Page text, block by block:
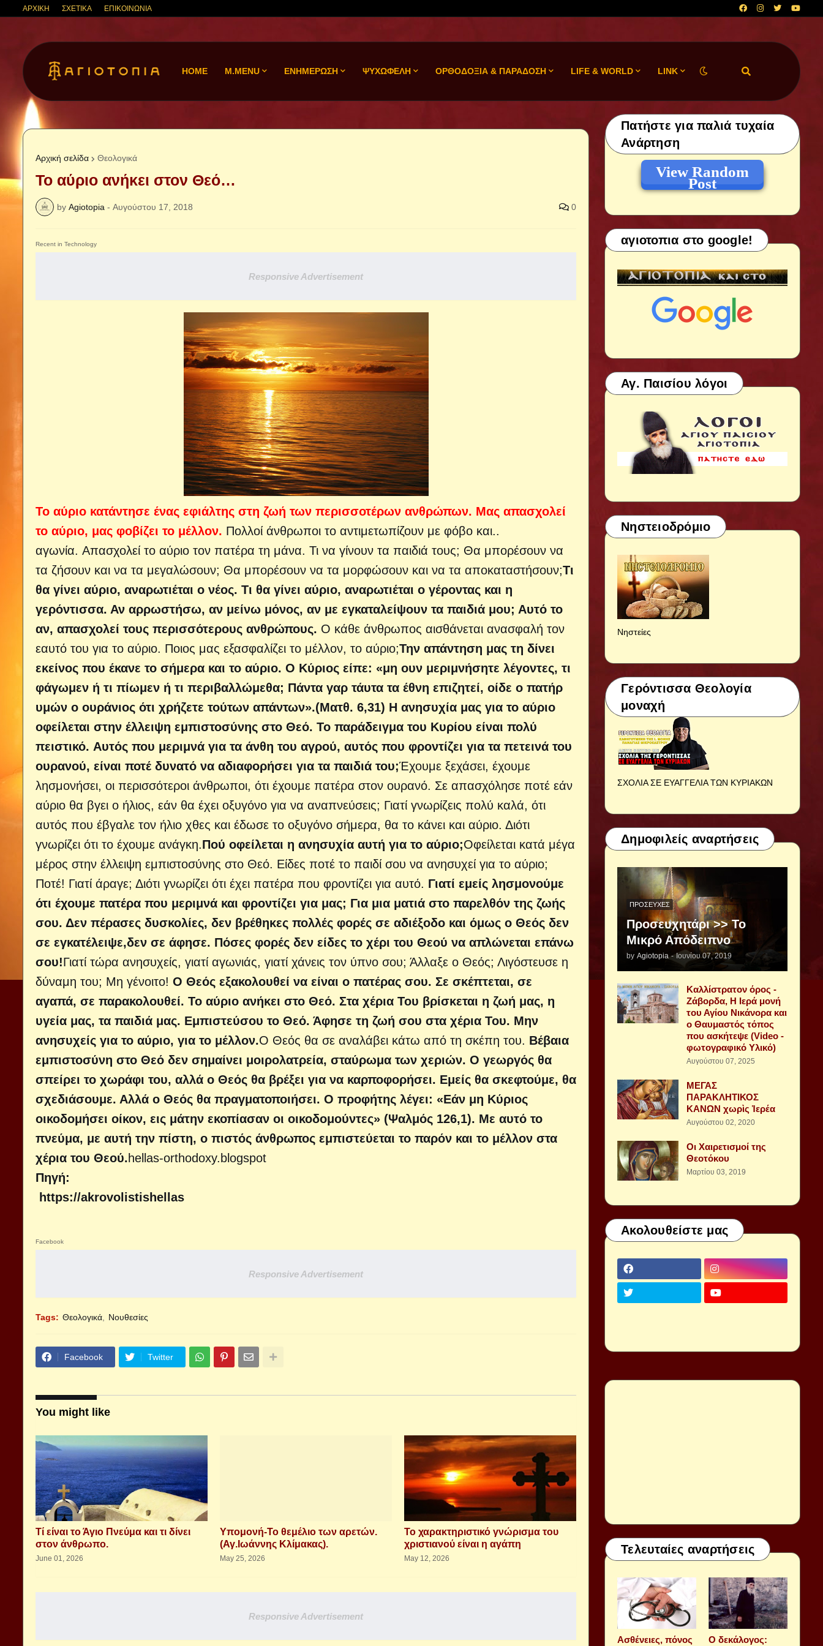
ΑΡΧΙΚΗ ΣΧΕΤΙΚΑ ΕΠΙΚΟΙΝΩΝΙΑ
HOME M.MENU ΕΝΗΜΕΡΩΣΗ ΨΥΧΩΦΕΛΗ ΟΡΘΟΔΟΞΙΑ & ΠΑΡΑΔΟΣΗ LIFE & WORLD LINK
Αρχική σελίδα Θεολογικά
Το αύριο ανήκει στον Θεό…
by Agiotopia - Αυγούστου 17, 2018 0
Recent in Technology
Responsive Advertisement
Το αύριο κατάντησε ένας εφιάλτης στη ζωή των περισσοτέρων ανθρώπων. Μας απασχολεί
το αύριο, μας φοβίζει το μέλλον. Πολλοί άνθρωποι το αντιμετωπίζουν με φόβο και..
αγωνία. Απασχολεί το αύριο τον πατέρα τη μάνα. Τι να γίνουν τα παιδιά τους; Θα μπορέσουν να
τα ζήσουν και να τα μεγαλώσουν; Θα μπορέσουν να τα μορφώσουν και να τα αποκαταστήσουν;Τι
θα γίνει αύριο, αναρωτιέται ο νέος. Τι θα γίνει αύριο, αναρωτιέται ο γέροντας και η
γερόντισσα. Αν αρρωστήσω, αν μείνω μόνος, αν με εγκαταλείψουν τα παιδιά μου; Αυτό το
αν, απασχολεί τους περισσότερους ανθρώπους. Ο κάθε άνθρωπος αισθάνεται ανασφαλή τον
εαυτό του για το αύριο. Ποιος μας εξασφαλίζει το μέλλον, το αύριο;Την απάντηση μας τη δίνει
εκείνος που έκανε το σήμερα και το αύριο. Ο Κύριος είπε: «μη ουν μεριμνήσητε λέγοντες, τι
φάγωμεν ή τι πίωμεν ή τι περιβαλλώμεθα; Πάντα γαρ τάυτα τα έθνη επιζητεί, οίδε ο πατήρ
υμών ο ουράνιος ότι χρήζετε τούτων απάντων».(Ματθ. 6,31) Η ανησυχία μας για το αύριο
οφείλεται στην έλλειψη εμπιστοσύνης στο Θεό. Το παράδειγμα του Κυρίου είναι πολύ
πειστικό. Αυτός που μεριμνά για τα άνθη του αγρού, αυτός που φροντίζει για τα πετεινά του
ουρανού, είναι ποτέ δυνατό να αδιαφορήσει για τα παιδιά του;Έχουμε ξεχάσει, έχουμε
λησμονήσει, οι περισσότεροι άνθρωποι, ότι έχουμε πατέρα στον ουρανό. Σε απασχόλησε ποτέ εάν
αύριο θα βγει ο ήλιος, εάν θα έχει οξυγόνο για να αναπνεύσεις; Γιατί γνωρίζεις πολύ καλά, ότι
αυτός που έβγαλε τον ήλιο χθες και έδωσε το οξυγόνο σήμερα, θα το κάνει και αύριο. Διότι
γνωρίζει ότι το έχουμε ανάγκη.Πού οφείλεται η ανησυχία αυτή για το αύριο;Οφείλεται κατά μέγα
μέρος στην έλλειψη εμπιστοσύνης στο Θεό. Είδες ποτέ το παιδί σου να ανησυχεί για το αύριο;
Ποτέ! Γιατί άραγε; Διότι γνωρίζει ότι έχει πατέρα που φροντίζει για αυτό. Γιατί εμείς λησμονούμε
ότι έχουμε πατέρα που μεριμνά και φροντίζει για μας; Για μια ματιά στο παρελθόν της ζωής
σου. Δεν πέρασες δυσκολίες, δεν βρέθηκες πολλές φορές σε αδιέξοδο και όμως ο Θεός δεν
σε εγκατέλειψε,δεν σε άφησε. Πόσες φορές δεν είδες το χέρι του Θεού να απλώνεται επάνω
σου!Γιατί τώρα ανησυχείς, γιατί αγωνιάς, γιατί χάνεις τον ύπνο σου; Άλλαξε ο Θεός; Λιγόστευσε η
δύναμη του; Μη γένοιτο! Ο Θεός εξακολουθεί να είναι ο πατέρας σου. Σε σκέπτεται, σε
αγαπά, σε παρακολουθεί. Το αύριο ανήκει στο Θεό. Στα χέρια Του βρίσκεται η ζωή μας, η
υγεία μας, τα παιδιά μας. Εμπιστεύσου το Θεό. Άφησε τη ζωή σου στα χέρια Του. Μην
ανησυχείς για το αύριο, για το μέλλον.Ο Θεός θα σε αναλάβει κάτω από τη σκέπη του. Βέβαια
εμπιστοσύνη στο Θεό δεν σημαίνει μοιρολατρεία, σταύρωμα των χεριών. Ο γεωργός θα
σπείρει το χωράφι του, αλλά ο Θεός θα βρέξει για να καρποφορήσει. Εμείς θα σκεφτούμε, θα
σχεδιάσουμε. Αλλά ο Θεός θα πραγματοποιήσει. Ο προφήτης λέγει: «Εάν μη Κύριος
οικοδομήσει οίκον, εις μάτην εκοπίασαν οι οικοδομούντες» (Ψαλμός 126,1). Με αυτό το
πνεύμα, με αυτή την πίστη, ο πιστός άνθρωπος εμπιστεύεται το παρόν και το μέλλον στα
χέρια του Θεού.hellas-orthodoxy.blogspot
Πηγή:
https://akrovolistishellas
Facebook
Responsive Advertisement
Tags: Θεολογικά Νουθεσίες
Facebook Twitter
You might like
Τί είναι το Άγιο Πνεύμα και τι δίνει
στον άνθρωπο.
June 01, 2026
Υπομονή-Το θεμέλιο των αρετών.
(Αγ.Ιωάννης Κλίμακας).
May 25, 2026
Το χαρακτηριστικό γνώρισμα του
χριστιανού είναι η αγάπη
May 12, 2026
Responsive Advertisement
Πατήστε για παλιά τυχαία
Ανάρτηση
View Random
Post
αγιοτοπια στο google!
Αγ. Παισίου λόγοι
Νηστειοδρόμιο
Νηστείες
Γερόντισσα Θεολογία
μοναχή
ΣΧΟΛΙΑ ΣΕ ΕΥΑΓΓΕΛΙΑ ΤΩΝ ΚΥΡΙΑΚΩΝ
Δημοφιλείς αναρτήσεις
ΠΡΟΣΕΥΧΈΣ
Προσευχητάρι >> Το
Μικρό Απόδειπνο
by Agiotopia - Ιουνίου 07, 2019
Καλλίστρατον όρος -
Ζάβορδα, Η Ιερά μονή
του Αγίου Νικάνορα και
ο Θαυμαστός τόπος
που ασκήτεψε (Video -
φωτογραφικό Υλικό)
Αυγούστου 07, 2025
ΜΕΓΑΣ
ΠΑΡΑΚΛΗΤΙΚΟΣ
ΚΑΝΩΝ χωρὶς Ἱερέα
Αυγούστου 02, 2020
Οι Χαιρετισμοί της
Θεοτόκου
Μαρτίου 03, 2019
Ακολουθείστε μας
Τελευταίες αναρτήσεις
Aσθένειες, πόνος
Ο δεκάλογος: